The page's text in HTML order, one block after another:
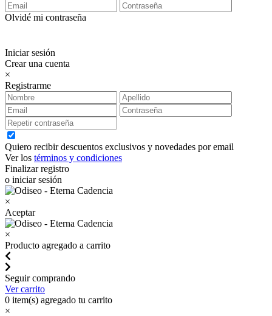
Olvidé mi contraseña
Iniciar sesión
Crear una cuenta
×
Registrarme
Quiero recibir descuentos exclusivos y novedades por email
Ver los términos y condiciones
Finalizar registro
o iniciar sesión
×
Aceptar
×
Producto agregado a carrito
Seguir comprando
Ver carrito
0 item(s) agregado tu carrito
×